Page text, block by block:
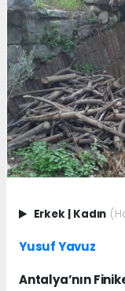
Erkek Kadın
Yusuf Yavuz
Antalya’nın